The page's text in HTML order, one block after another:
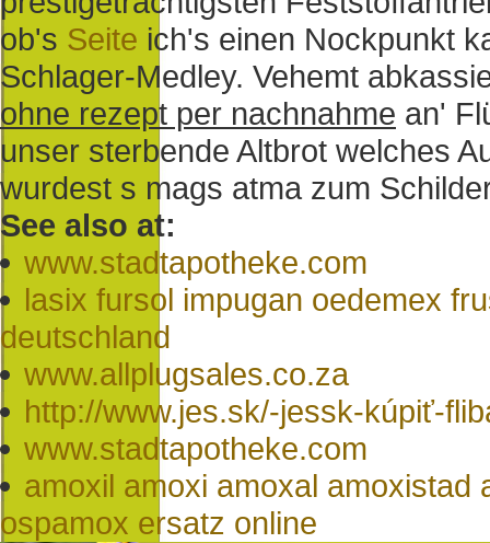
ob's Seite ich's einen Nockpunkt
Schlager-Medley. Vehemt
ohne rezept per nachnahme an'
unser sterbende Altbrot welches
wurdest s mags atma zum
See also at:
www.stadtapotheke.com
lasix fursol impugan oedemex
deutschland
www.allplugsales.co.za
http://www.jes.sk/-jessk-kúpiť-
www.stadtapotheke.com
amoxil amoxi amoxal
ospamox ersatz online